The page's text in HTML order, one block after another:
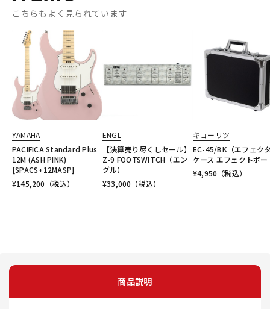
こちらもよく見られています
YAMAHA
PACIFICA Standard Plus
12M (ASH PINK)
[SPACS+12MASP]
¥145,200 （税込）
ENGL
【決算売り尽くしセール】
Z-9 FOOTSWITCH（エン
グル）
¥33,000 （税込）
キョーリツ
EC-45/BK（エフェク
ケース エフェクトボー
¥4,950 （税込）
商品説明